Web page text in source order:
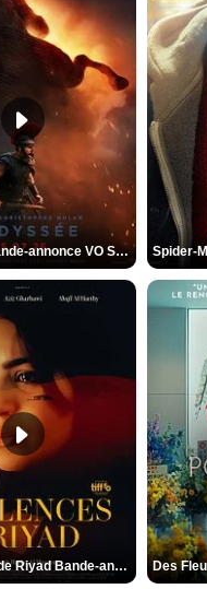
L'Odyssée Bande-annonce VO STFR
Les Silences de Riyad Bande-annonce VO STFR